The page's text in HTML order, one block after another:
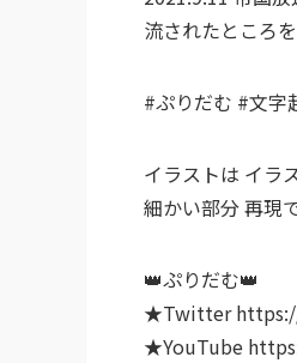
流されたところ
#ぷりだむ #文字
イラストは イラ
細かい部分 再現
👑ぷりだむ👑
★Twitter
★YouTube